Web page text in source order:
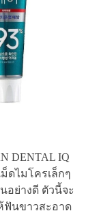
DENTAL IQ
ดไมโครเล็กๆ
อย่างดี ตัวนี้จะ
ฟันขาวสะอาด